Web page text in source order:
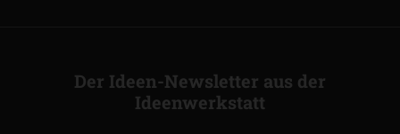
Der Ideen-Newsletter aus der
Ideenwerkstatt